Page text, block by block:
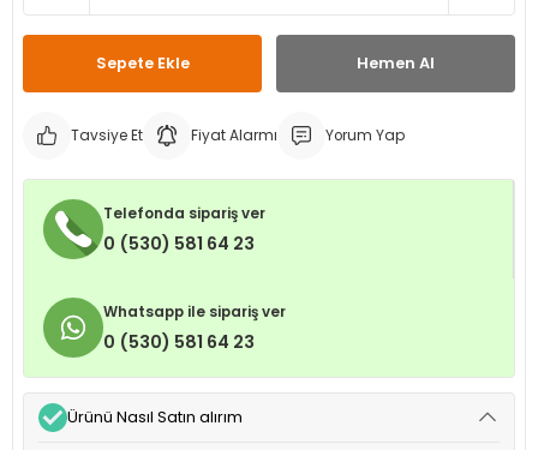
Sepete Ekle Hemen Al
Tavsiye Et Fiyat Alarmı Yorum Yap
Telefonda sipariş ver
0 (530) 581 64 23
Whatsapp ile sipariş ver
0 (530) 581 64 23
Ürünü Nasıl Satın alırım